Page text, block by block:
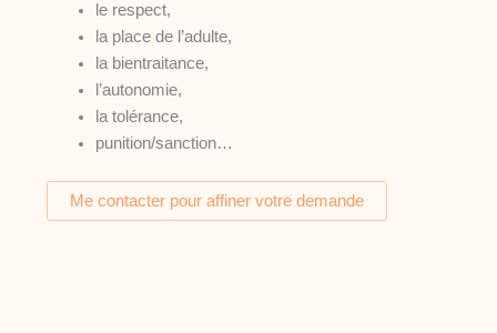
le respect,
la place de l’adulte,
la bientraitance,
l’autonomie,
la tolérance,
punition/sanction…
Me contacter pour affiner votre demande